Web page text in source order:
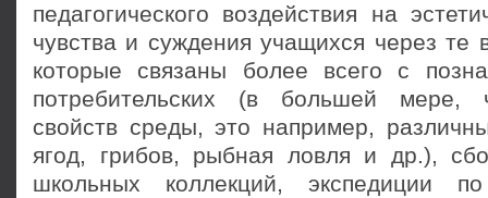
педагогического воздействия на
чувства и суждения учащихся через те
которые связаны более всего с
потребительских (в большей мере,
свойств среды, это например,
ягод, грибов, рыбная ловля и др.),
школьных коллекций, экспедиции